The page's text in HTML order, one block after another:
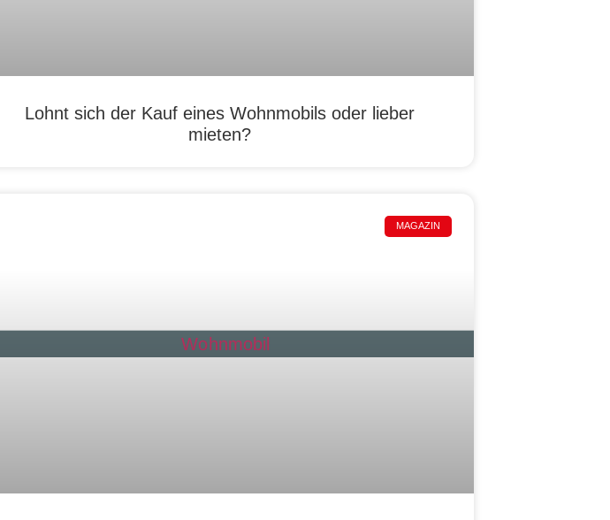
Lohnt sich der Kauf eines Wohnmobils oder lieber
mieten?
MAGAZIN